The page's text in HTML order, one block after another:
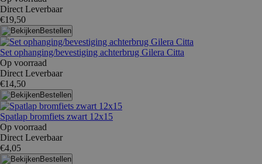
Direct Leverbaar
€19,50
Bestellen
Set ophanging/bevestiging achterbrug Gilera Citta
Op voorraad
Direct Leverbaar
€14,50
Bestellen
Spatlap bromfiets zwart 12x15
Op voorraad
Direct Leverbaar
€4,05
Bestellen